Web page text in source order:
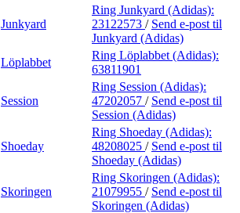
Junkyard
Ring Junkyard (Adidas):
23122573 / Send e-post til
Junkyard (Adidas)
Löplabbet
Ring Löplabbet (Adidas):
63811901
Session
Ring Session (Adidas):
47202057 / Send e-post til
Session (Adidas)
Shoeday
Ring Shoeday (Adidas):
48208025 / Send e-post til
Shoeday (Adidas)
Skoringen
Ring Skoringen (Adidas):
21079955 / Send e-post til
Skoringen (Adidas)